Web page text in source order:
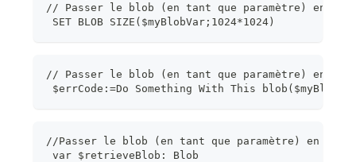
// Passer le blob (en tant que paramètre) en une
SET BLOB SIZE($myBlobVar;1024*1024)
// Passer le blob (en tant que paramètre) en
$errCode:=Do Something With This
//Passer le blob (en tant que paramètre) en une
var $retrieveBlob: Blob